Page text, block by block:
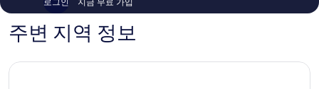
65
주변 지역 정보